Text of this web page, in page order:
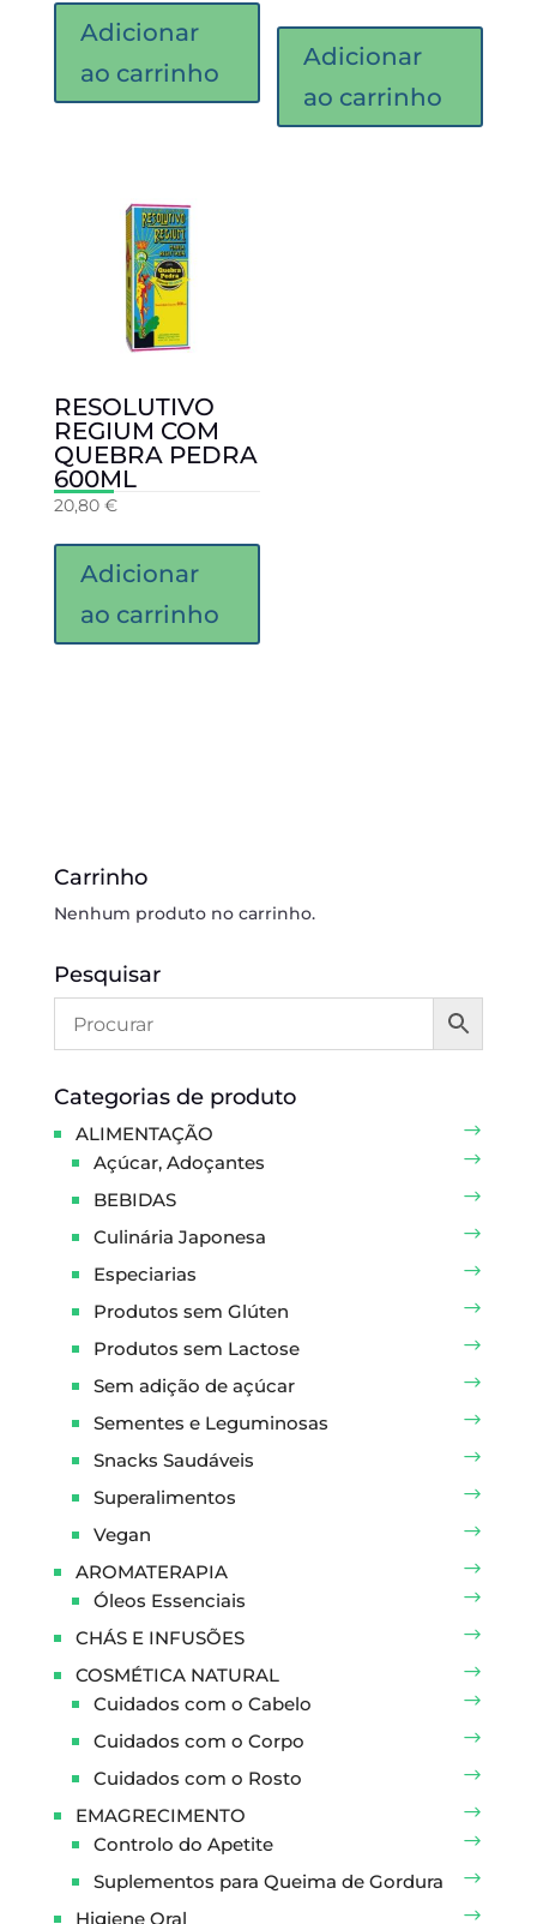
Adicionar
ao carrinho
Adicionar
ao carrinho
RESOLUTIVO
REGIUM COM
QUEBRA PEDRA
600ML
20,80 €
Adicionar
ao carrinho
Carrinho
Nenhum produto no carrinho.
Pesquisar
Categorias de produto
ALIMENTAÇÃO
Açúcar, Adoçantes
BEBIDAS
Culinária Japonesa
Especiarias
Produtos sem Glúten
Produtos sem Lactose
Sem adição de açúcar
Sementes e Leguminosas
Snacks Saudáveis
Superalimentos
Vegan
AROMATERAPIA
Óleos Essenciais
CHÁS E INFUSÕES
COSMÉTICA NATURAL
Cuidados com o Cabelo
Cuidados com o Corpo
Cuidados com o Rosto
EMAGRECIMENTO
Controlo do Apetite
Suplementos para Queima de Gordura
Higiene Oral